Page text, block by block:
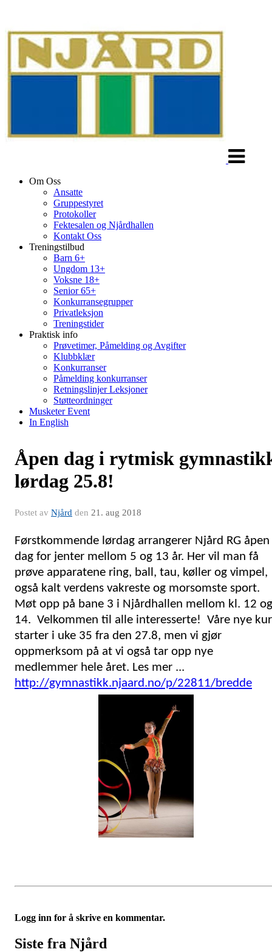
Om Oss
Ansatte
Gruppestyret
Protokoller
Fektesalen og Njårdhallen
Kontakt Oss
Treningstilbud
Barn 6+
Ungdom 13+
Voksne 18+
Senior 65+
Konkurransegrupper
Privatleksjon
Treningstider
Praktisk info
Prøvetimer, Påmelding og Avgifter
Klubbklær
Konkurranser
Påmelding konkurranser
Retningslinjer Leksjoner
Støtteordninger
Musketer Event
In English
Åpen dag i rytmisk
lørdag 25.8!
Postet av Njård den 21. aug 2018
Førstkommende lørdag arrangerer Njård RG åpen
dag for jenter mellom 5 og 13 år. Her vil man få
prøve apparatene ring, ball, tau, køller og vimpel,
også kalt verdens vakreste og morsomste sport.
Møt opp på bane 3 i Njårdhallen mellom kl. 12 og
14. Velkommen til alle interesserte! Våre nye
starter i uke 35 fra den 27.8, men vi gjør
oppmerksom på at vi også tar opp nye
medlemmer hele året. Les mer ...
http://gymnastikk.njaard.no/p/22811/bredde
Logg inn for å skrive en kommentar.
Siste fra Njård